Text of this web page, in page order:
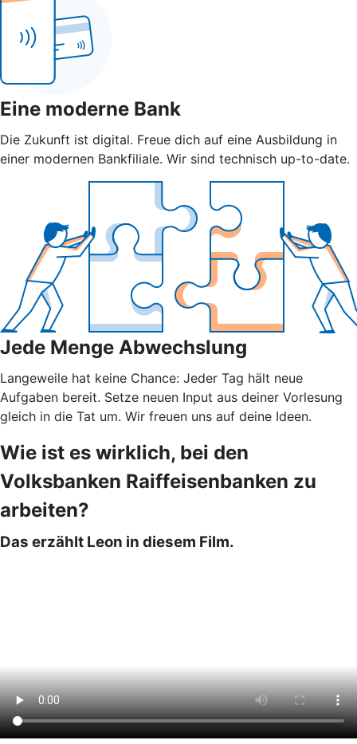
Eine moderne Bank
Die Zukunft ist digital. Freue dich auf eine Ausbildung in
einer modernen Bankfiliale. Wir sind technisch up-to-date.
Jede Menge Abwechslung
Langeweile hat keine Chance: Jeder Tag hält neue
Aufgaben bereit. Setze neuen Input aus deiner Vorlesung
gleich in die Tat um. Wir freuen uns auf deine Ideen.
Wie ist es wirklich, bei den
Volksbanken Raiffeisenbanken zu
arbeiten?
Das erzählt Leon in diesem Film.